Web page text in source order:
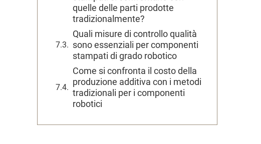
quelle delle parti prodotte
tradizionalmente?
Quali misure di controllo qualità
sono essenziali per componenti
stampati di grado robotico
Come si confronta il costo della
produzione additiva con i metodi
tradizionali per i componenti
robotici